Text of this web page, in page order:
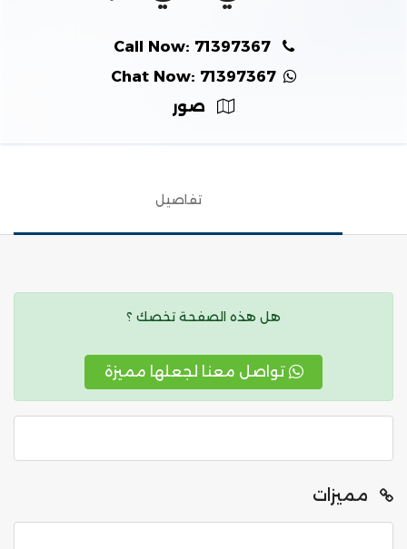
Call Now: 71397367
Chat Now: 71397367
صور
تفاصيل
هل هذه الصفحة تخصك ؟
تواصل معنا لجعلها مميزة
مميزات